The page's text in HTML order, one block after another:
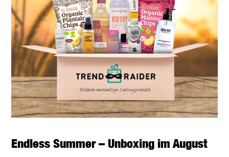
Endless Summer – Unboxing im August